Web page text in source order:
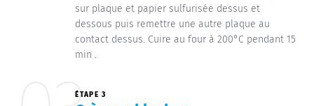
sur plaque et papier sulfurisée dessus et
dessous puis remettre une autre plaque au
contact dessus. Cuire au four à 200°C pendant 15
min .
ÉTAPE 3